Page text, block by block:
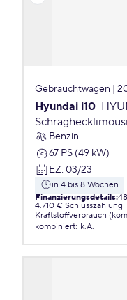
Gebrauchtwagen |
Hyundai i10
Benzin
67 PS (49 kW)
EZ: 03/23
in 4 bis 8 Wochen
Finanzierungsdetails:
4.710 € Schlusszahlung
Kraftstoffverbrauch
kombiniert: k.A.